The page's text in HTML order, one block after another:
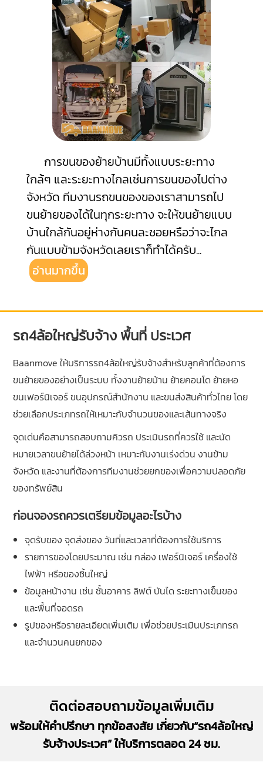
การขนของย้ายบ้านมีทั้งแบบระยะทาง
ใกล้ๆ และระยะทางไกลเช่นการขนของไปต่าง
จังหวัด ทีมงานรถขนของของเราสามารถไป
ขนย้ายของได้ในทุกระยะทาง จะให้ขนย้ายแบบ
บ้านใกล้กันอยู่ห่างกันคนละซอยหรือว่าจะไกล
กันแบบข้ามจังหวัดเลยเราก็ทำได้ครับ...
อ่านมากขึ้น
รถ4ล้อใหญ่รับจ้าง พื้นที่ ประเวศ
Baanmove ให้บริการรถ4ล้อใหญ่รับจ้างสำหรับลูกค้าที่ต้องการ
ขนย้ายของอย่างเป็นระบบ ทั้งงานย้ายบ้าน ย้ายคอนโด ย้ายหอ
ขนเฟอร์นิเจอร์ ขนอุปกรณ์สำนักงาน และขนส่งสินค้าทั่วไทย โดย
ช่วยเลือกประเภทรถให้เหมาะกับจำนวนของและเส้นทางจริง
จุดเด่นคือสามารถสอบถามคิวรถ ประเมินรถที่ควรใช้ และนัด
หมายเวลาขนย้ายได้ล่วงหน้า เหมาะกับงานเร่งด่วน งานข้าม
จังหวัด และงานที่ต้องการทีมงานช่วยยกของเพื่อความปลอดภัย
ของทรัพย์สิน
ก่อนจองรถควรเตรียมข้อมูลอะไรบ้าง
จุดรับของ จุดส่งของ วันที่และเวลาที่ต้องการใช้บริการ
รายการของโดยประมาณ เช่น กล่อง เฟอร์นิเจอร์ เครื่องใช้
ไฟฟ้า หรือของชิ้นใหญ่
ข้อมูลหน้างาน เช่น ชั้นอาคาร ลิฟต์ บันได ระยะทางเข็นของ
และพื้นที่จอดรถ
รูปของหรือรายละเอียดเพิ่มเติม เพื่อช่วยประเมินประเภทรถ
และจำนวนคนยกของ
ติดต่อสอบถามข้อมูลเพิ่มเติม
พร้อมให้คำปรึกษา ทุกข้อสงสัย เกี่ยวกับ“รถ4ล้อใหญ่
รับจ้างประเวศ” ให้บริการตลอด 24 ชม.